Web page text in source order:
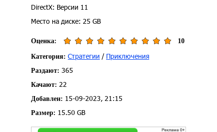
DirectX: Версии 11
Место на диске: 25 GB
Оценка: 10
Категория: Стратегии / Приключения
Раздают: 365
Качают: 22
Добавлен: 15-09-2023, 21:15
Размер: 15.50 GB